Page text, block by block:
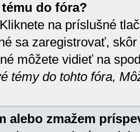
do fóra?
na príslušné
sa zaregistrovať,
môžete vidieť na
témy do tohto fóra,
alebo zmažem